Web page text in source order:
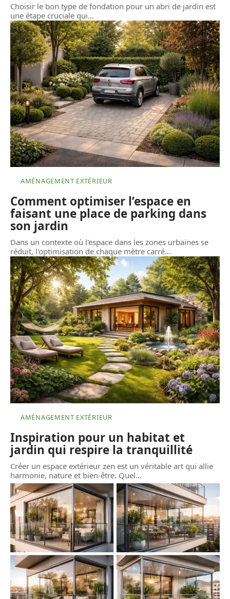
Choisir le bon type de fondation pour un abri de jardin est
une étape cruciale qui…
AMÉNAGEMENT EXTÉRIEUR
Comment optimiser l’espace en
faisant une place de parking dans
son jardin
Dans un contexte où l'espace dans les zones urbaines se
réduit, l'optimisation de chaque mètre carré…
AMÉNAGEMENT EXTÉRIEUR
Inspiration pour un habitat et
jardin qui respire la tranquillité
Créer un espace extérieur zen est un véritable art qui allie
harmonie, nature et bien-être. Quel…